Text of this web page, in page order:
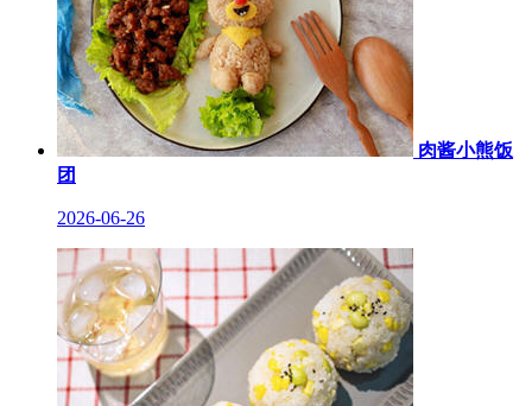
肉酱小熊饭
团
2026-06-26